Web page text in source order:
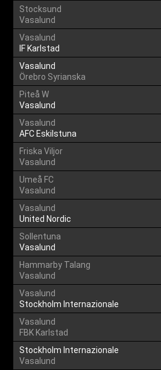
Stocksund
Vasalund
Vasalund
IF Karlstad
Vasalund
Örebro Syrianska
Piteå W
Vasalund
Vasalund
AFC Eskilstuna
Friska Viljor
Vasalund
Umeå FC
Vasalund
Vasalund
United Nordic
Sollentuna
Vasalund
Hammarby Talang
Vasalund
Vasalund
Stockholm Internazionale
Vasalund
FBK Karlstad
Stockholm Internazionale
Vasalund